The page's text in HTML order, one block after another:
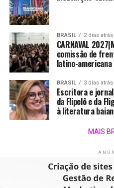
BRASIL 2 dias atrás
CARNAVAL
comissão de
latino-
BRASIL 3 dias atrás
Escritora e
da Flipelô e da
à literatura
MAIS